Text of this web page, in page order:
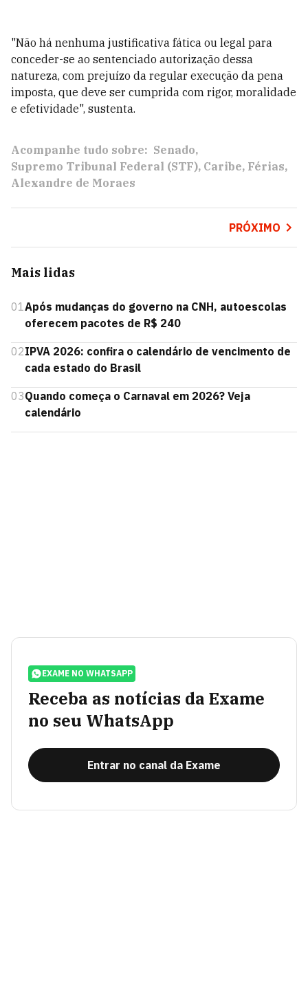
"Não há nenhuma justificativa fática ou legal para
conceder-se ao sentenciado autorização dessa
natureza, com prejuízo da regular execução da pena
imposta, que deve ser cumprida com rigor, moralidade
e efetividade", sustenta.
Acompanhe tudo sobre: Senado
Supremo Tribunal Federal (STF) Caribe Férias
Alexandre de Moraes
PRÓXIMO
Mais lidas
01Após mudanças do governo na CNH, autoescolas
oferecem pacotes de R$ 240
02IPVA 2026: confira o calendário de vencimento de
cada estado do Brasil
03Quando começa o Carnaval em 2026? Veja
calendário
EXAME NO WHATSAPP
Receba as notícias da Exame
no seu WhatsApp
Entrar no canal da Exame